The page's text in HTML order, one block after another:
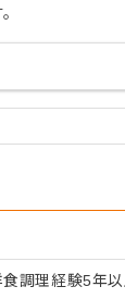
調理経験5年